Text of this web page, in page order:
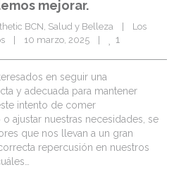
mejorar.
BCN, Salud y Belleza
Los
    |    10 marzo, 2025    |
1
en seguir una
y adecuada para mantener
intento de comer
ajustar nuestras necesidades, se
que nos llevan a un gran
repercusión en nuestros